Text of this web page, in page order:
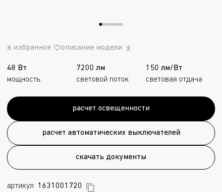
в избранное описание модели
48 Вт
мощность
7200 лм
световой поток
150 лм/Вт
световая отдача
расчет освещенности
расчет автоматических выключателей
скачать документы
артикул
1631001720